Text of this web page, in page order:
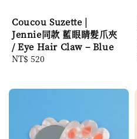
Coucou Suzette |
Jennie同款 藍眼睛髮爪夾
/ Eye Hair Claw – Blue
Regular
NT$ 520